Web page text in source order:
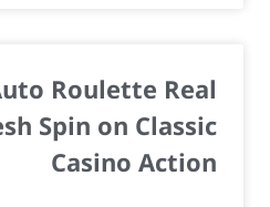
Roulette Real
Spin on Classic
Casino Action